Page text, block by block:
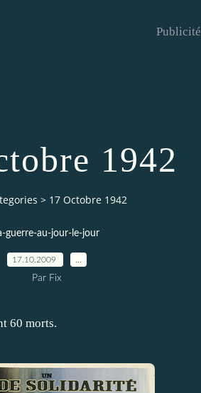
Publicité
1942
> 17 Octobre 1942
guerre-au-jour-le-jour
17.10.2009
Par Fix
60 morts.